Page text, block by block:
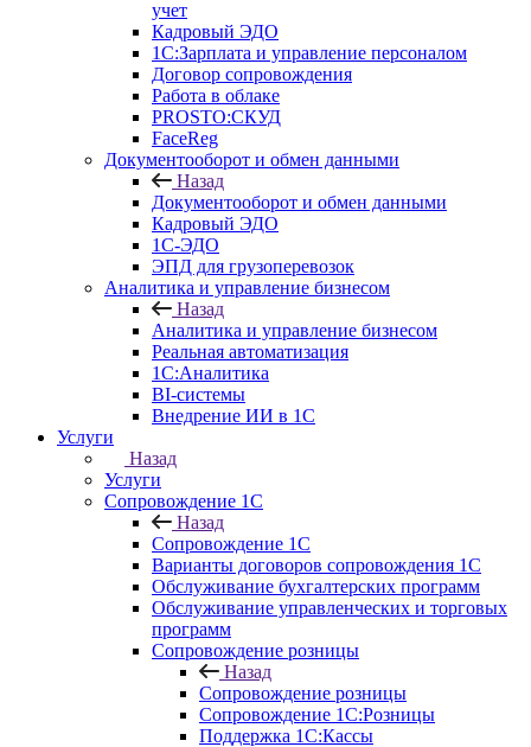
учет
Кадровый ЭДО
1С:Зарплата и управление персоналом
Договор сопровождения
Работа в облаке
PROSTO:СКУД
FaceReg
Документооборот и обмен данными
Назад
Документооборот и обмен данными
Кадровый ЭДО
1С-ЭДО
ЭПД для грузоперевозок
Аналитика и управление бизнесом
Назад
Аналитика и управление бизнесом
Реальная автоматизация
1С:Аналитика
BI-системы
Внедрение ИИ в 1С
Услуги
Назад
Услуги
Сопровождение 1С
Назад
Сопровождение 1С
Варианты договоров сопровождения 1С
Обслуживание бухгалтерских программ
Обслуживание управленческих и торговых
программ
Сопровождение розницы
Назад
Сопровождение розницы
Сопровождение 1С:Розницы
Поддержка 1С:Кассы